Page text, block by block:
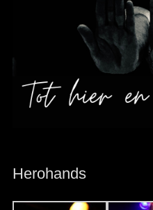
Herohands